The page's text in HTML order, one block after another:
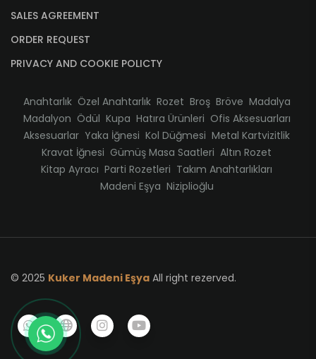
SALES AGREEMENT
ORDER REQUEST
PRIVACY AND COOKIE POLICTY
Anahtarlık Özel Anahtarlık Rozet Broş Bröve Madalya
Madalyon Ödül Kupa Hatıra Ürünleri Ofis Aksesuarları
Aksesuarlar Yaka İğnesi Kol Düğmesi Metal Kartvizitlik
Kravat İğnesi Gümüş Masa Saatleri Altın Rozet
Kitap Ayracı Parti Rozetleri Takım Anahtarlıkları
Madeni Eşya Niziplioğlu
© 2025 Kuker Madeni Eşya All right rezerved.